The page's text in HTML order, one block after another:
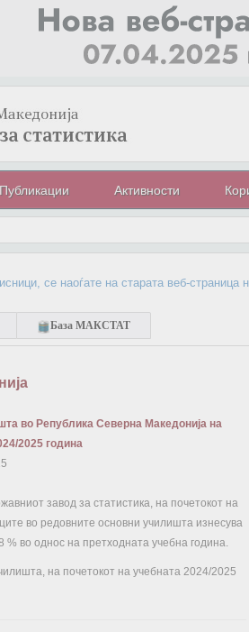
Публикации Активности
се наоѓате на старата веб-страница на
База МАКСТАТ
во Република Северна Македонија на
2025 година
завод за статистика, на почетокот на
во редовните основни училишта изнесува
во однос на претходната учебна година.
на почетокот на учебната 2024/2025